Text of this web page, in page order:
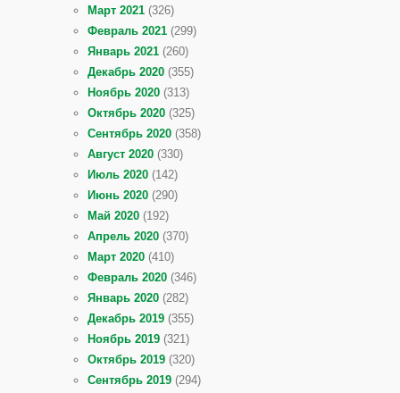
Март 2021 (326)
Февраль 2021 (299)
Январь 2021 (260)
Декабрь 2020 (355)
Ноябрь 2020 (313)
Октябрь 2020 (325)
Сентябрь 2020 (358)
Август 2020 (330)
Июль 2020 (142)
Июнь 2020 (290)
Май 2020 (192)
Апрель 2020 (370)
Март 2020 (410)
Февраль 2020 (346)
Январь 2020 (282)
Декабрь 2019 (355)
Ноябрь 2019 (321)
Октябрь 2019 (320)
Сентябрь 2019 (294)